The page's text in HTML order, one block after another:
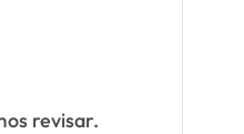
revisar.